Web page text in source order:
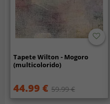
Tapete Wilton - Mogoro
(multicolorido)
44.99 € 59.99 €